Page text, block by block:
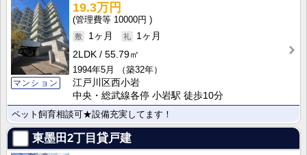
マンション
19.3万円
10000円
1ヶ月
1ヶ月
2LDK
55.79㎡
1994年5月
（築32年）
江戸川区西小岩
中央・総武線各停 小岩駅 徒歩10分
ペット飼育相談可★設備充実してます！
東墨田2丁目貸戸建